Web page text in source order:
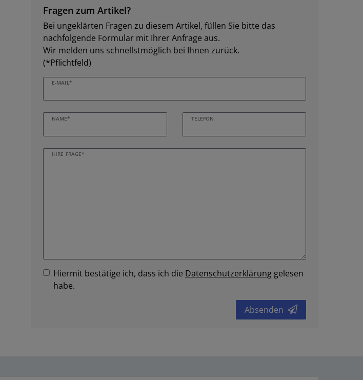
Fragen zum Artikel?
Bei ungeklärten Fragen zu diesem Artikel, füllen Sie bitte das
nachfolgende Formular mit Ihrer Anfrage aus.
Wir melden uns schnellstmöglich bei Ihnen zurück.
(*Pflichtfeld)
E-MAIL*
NAME* TELEFON
IHRE FRAGE*
Hiermit bestätige ich, dass ich die Daten­schutz­erklärung gelesen
habe.
Absenden